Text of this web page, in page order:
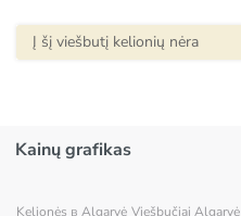
Į šį viešbutį kelionių nėra
Kainų grafikas
Kelionės в Algarvė Viešbučiai Algarvė